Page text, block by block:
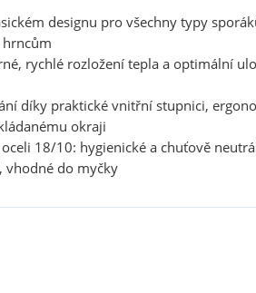
designu pro všechny typy
rychlé rozložení tepla a optimální
díky praktické vnitřní stupnici,
okraji
18/10: hygienické a chuťově
vhodné do myčky